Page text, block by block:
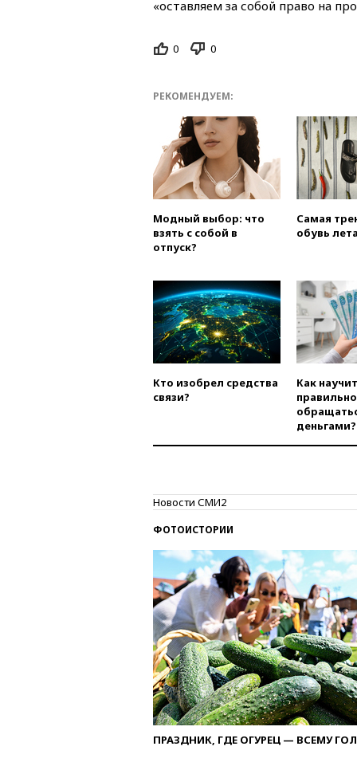
«оставляем за собой право на
0 0
РЕКОМЕНДУЕМ:
Модный выбор: что
взять с собой в
отпуск?
Самая
обувь
Кто изобрел средства
связи?
Как
правильно
деньгами?
Новости СМИ2
ФОТОИСТОРИИ
ПРАЗДНИК, ГДЕ ОГУРЕЦ — ВСЕМУ